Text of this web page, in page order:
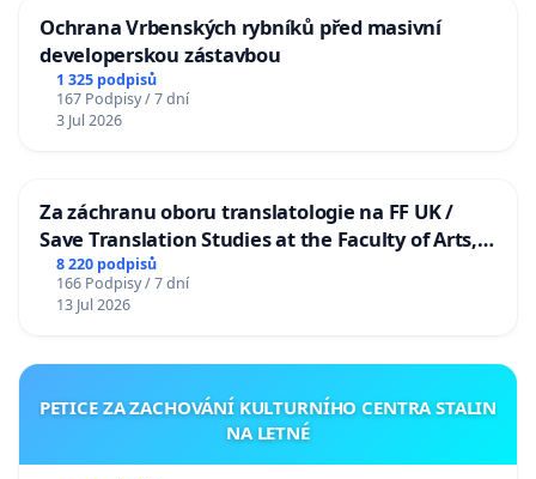
Ochrana Vrbenských rybníků před masivní
developerskou zástavbou
1 325 podpisů
167 Podpisy / 7 dní
3 Jul 2026
Za záchranu oboru translatologie na FF UK /
Save Translation Studies at the Faculty of Arts,
Charles University
8 220 podpisů
166 Podpisy / 7 dní
13 Jul 2026
PETICE ZA ZACHOVÁNÍ KULTURNÍHO CENTRA STALIN
NA LETNÉ